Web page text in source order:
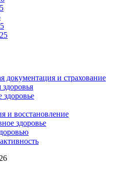
документация и страхование
здоровье
и восстановление
здоровье